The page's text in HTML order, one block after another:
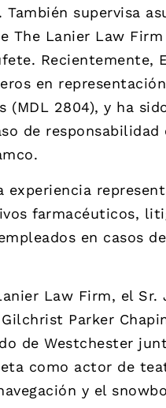
También supervisa
The Lanier Law
Recientemente,
en
(MDL 2804), y ha
de
experiencia
farmacéuticos,
en casos
Law Firm, el
Parker
de Westchester
como actor de
y el